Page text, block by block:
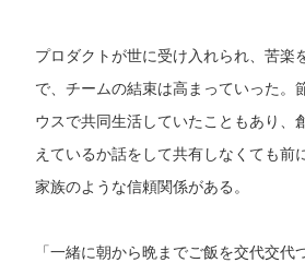
プロダクトが世に受け入れられ、苦楽
で、チームの結束は高まっていった。
ウスで共同生活していたこともあり、
えているか話をして共有しなくても前
家族のような信頼関係がある。
「一緒に朝から晩までご飯を交代交代